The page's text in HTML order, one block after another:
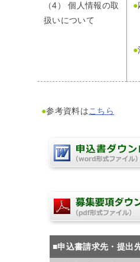
（4） 個人情報の取
扱いについて
●
●
●参考資料はこちら
■申込書請求先・提出